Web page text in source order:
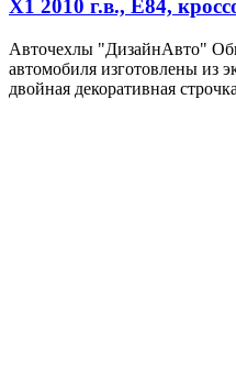
X1 2010 г.в., E84,
Авточехлы "ДизайнАвто"
автомобиля изготовлены из
двойная декоративная строчка